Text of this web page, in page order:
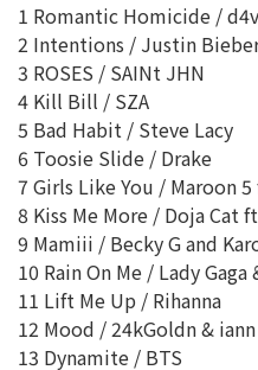
1 Romantic Homicide /
2 Intentions / Justin
3 ROSES / SAINt JHN
4 Kill Bill / SZA
5 Bad Habit / Steve Lacy
6 Toosie Slide / Drake
7 Girls Like You / Maroon
8 Kiss Me More / Doja Cat
9 Mamiii / Becky G and
10 Rain On Me / Lady Gaga
11 Lift Me Up / Rihanna
12 Mood / 24kGoldn &
13 Dynamite / BTS